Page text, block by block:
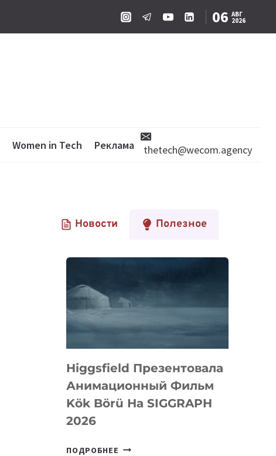
06 АВГ
2026
Women in Tech Реклама thetech@wecom.agency
Новости Полезное
Higgsfield Презентовала
Анимационный Фильм
Kök Börü На SIGGRAPH
2026
ПОДРОБНЕЕ HIGGSFIELD